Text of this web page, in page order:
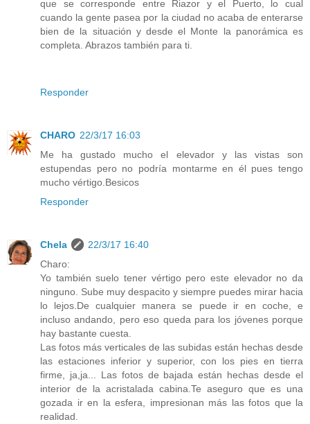
que se corresponde entre Riazor y el Puerto, lo cual
cuando la gente pasea por la ciudad no acaba de enterarse
bien de la situación y desde el Monte la panorámica es
completa. Abrazos también para ti.
Responder
CHARO 22/3/17 16:03
Me ha gustado mucho el elevador y las vistas son
estupendas pero no podría montarme en él pues tengo
mucho vértigo.Besicos
Responder
Chela
22/3/17 16:40
Charo:
Yo también suelo tener vértigo pero este elevador no da
ninguno. Sube muy despacito y siempre puedes mirar hacia
lo lejos.De cualquier manera se puede ir en coche, e
incluso andando, pero eso queda para los jóvenes porque
hay bastante cuesta.
Las fotos más verticales de las subidas están hechas desde
las estaciones inferior y superior, con los pies en tierra
firme, ja,ja... Las fotos de bajada están hechas desde el
interior de la acristalada cabina.Te aseguro que es una
gozada ir en la esfera, impresionan más las fotos que la
realidad.